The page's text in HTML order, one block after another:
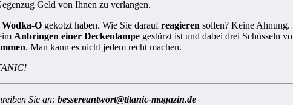
Geld von Ihnen zu verlangen.
O gekotzt haben. Wie Sie daraufreagieren sollen? Keine
Anbringen einer Deckenlampe gestürzt ist und dabei drei Schüsseln
. Man kann es nicht jedem recht machen.
Sie an: bessereantwort@titanic-magazin.de